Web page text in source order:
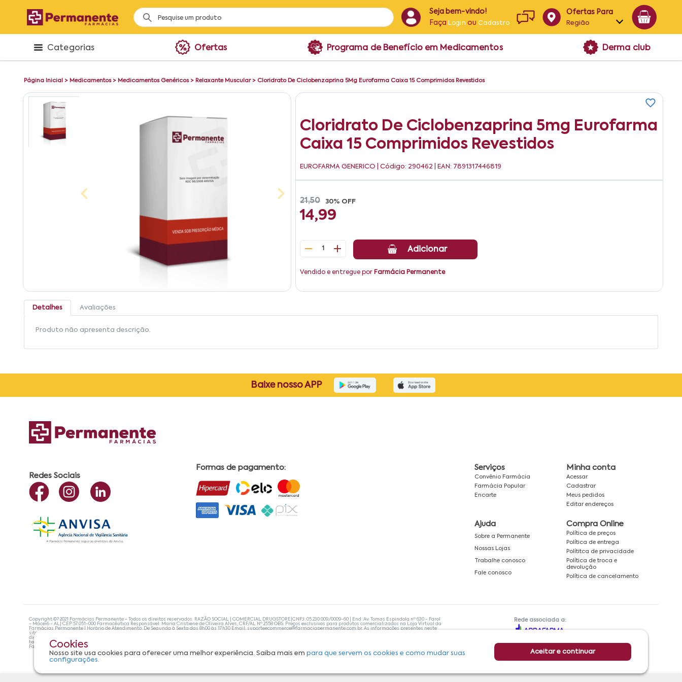
Seja bem-vindo!
Faça Login ouCadastro
Ofertas Para
Região
Alagoas
Categorias Ofertas Programa de Benefício em Medicamentos Derma club
Página Inicial > Medicamentos> Medicamentos Genéricos> Relaxante Muscular> Cloridrato De Ciclobenzaprina 5Mg Eurofarma Caixa 15 Comprimidos Revestidos
Cloridrato De Ciclobenzaprina 5mg Eurofarma
Caixa 15 Comprimidos Revestidos
EUROFARMA GENERICO | Código: 290462 | EAN: 7891317446819
21,50 30% OFF
14,99
1 Adicionar
Vendido e entregue por Farmácia Permanente
Detalhes Avaliações
Produto não apresenta descrição.
Cookies
Nosso site usa cookies para oferecer uma melhor experiência. Saiba mais empara que servem os cookies e como mudar suas
configurações.
Aceitar e continuar
Baixe nosso APP
Redes Sociais
Formas de pagamento: Serviços
Convênio Farmácia
Farmácia Popular
Encarte
Minha conta
Acessar
Cadastrar
Meus pedidos
Editar endereços
Ajuda
Sobre a Permanente
Nossas Lojas
Trabalhe conosco
Fale conosco
Compra Online
Política de preços
Política de entrega
Polítitca de privacidade
Política de troca e
devolução
Política de cancelamento
Copyright ©? 2021 Farmácias Permanente - Todos os direitos reservados. RAZÃO SOCIAL | COMERCIAL DRUGSTORE|CNPJ: 05.230.009/0009-60 | End: Av. Tomas Espindola nº 630 - Farol
- Maceió - AL| CEP:57.051-000 Farmacêutica Responsável: Maria Cristiene de Oliveira Alves, CRF/AL Nº 2558 OBS: Preços exclusivos para produtos comercializados na Loja Virtual da
Farmácias Permanente | Horário de Atendimento: De Segunda à Sexta das 8h00 às 17h30 Email: suporteecommerce@farmaciapermanente.com.br. As informações presentes neste
site não devem ser utilizadas para automedicação e, de forma alguma, substituem as orientações de um profissional da área médica. Apenas o médico está capacitado para
diagnosticar problemas de saúde e prescrever o tratamento adequado. Se os sintomas persistirem, um médico deve ser consultado. A Farmácia Permanente trabalha com as
tecnologias mais avançadas de proteção de dados, para que você possa realizar suas compras com tranquilidade. A privacidade e a segurança dos clientes são compromissos da
Farmácias Permanente. Todos os pedidos efetuados estão sujeitos à confirmação da disponibilidade de produto em nosso estoque.
Rede associada a: